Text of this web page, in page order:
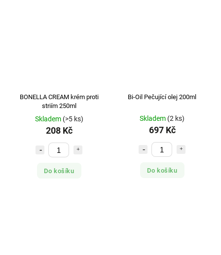
BONELLA CREAM krém proti
striím 250ml
Skladem (>5 ks)
208 Kč
Do košíku
Bi-Oil Pečující olej 200ml
Skladem (2 ks)
697 Kč
Do košíku